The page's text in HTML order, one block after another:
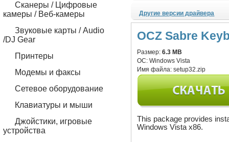
Сканеры / Цифровые
камеры / Веб-камеры
Звуковые карты / Audio
/DJ Gear
Принтеры
Модемы и факсы
Сетевое оборудование
Клавиатуры и мыши
Джойстики, игровые
устройства
Другие версии драйвера
OCZ Sabre
Размер:6.3 MB
ОС:Windows Vista
Имя файла:setup32.zip
This package provides
Windows Vista x86.